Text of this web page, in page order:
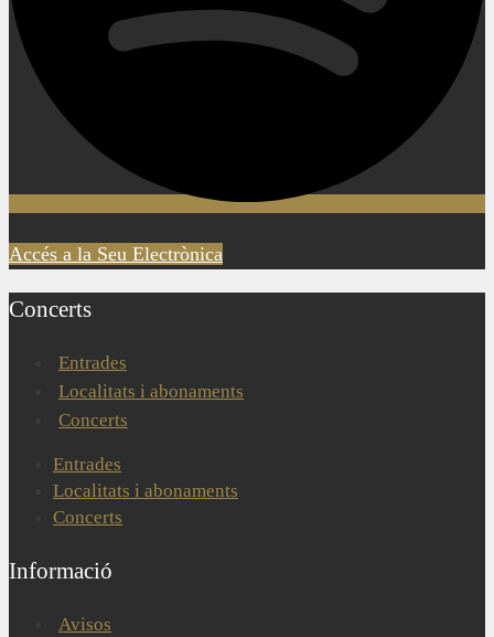
Accés a la Seu Electrònica
Concerts
Entrades
Localitats i abonaments
Concerts
Entrades
Localitats i abonaments
Concerts
Informació
Avisos